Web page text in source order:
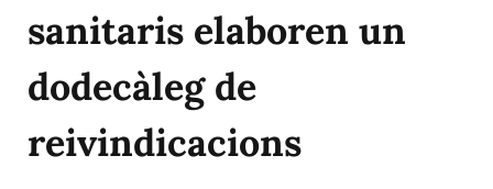
sanitaris elaboren un
dodecàleg de
reivindicacions